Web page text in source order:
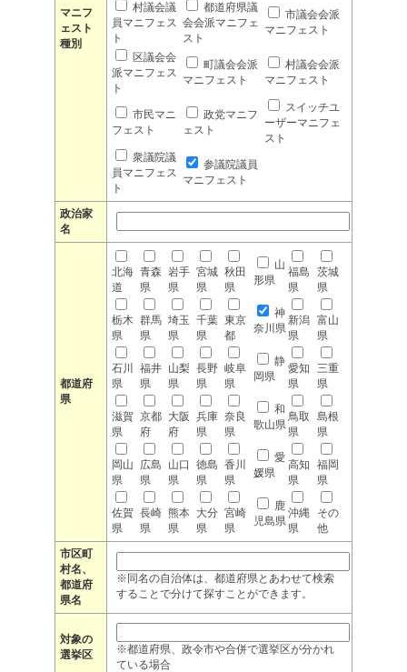
マニフ
ェスト
種別
村議会議
員マニフェス
ト
都道府県議
会会派マニフェ
スト
市議会会派
マニフェスト
区議会会
派マニフェス
ト
町議会会派
マニフェスト
村議会会派
マニフェスト
市民マニ
フェスト
政党マニフ
ェスト
スイッチユ
ーザーマニフェ
スト
衆議院議
員マニフェス
ト
参議院議員
マニフェスト
政治家
名
都道府
県
北海
道
青森
県
岩手
県
宮城
県
秋田
県
山
形県
福島
県
茨城
県
栃木
県
群馬
県
埼玉
県
千葉
県
東京
都
神
奈川県
新潟
県
富山
県
石川
県
福井
県
山梨
県
長野
県
岐阜
県
静
岡県
愛知
県
三重
県
滋賀
県
京都
府
大阪
府
兵庫
県
奈良
県
和
歌山県
鳥取
県
島根
県
岡山
県
広島
県
山口
県
徳島
県
香川
県
愛
媛県
高知
県
福岡
県
佐賀
県
長崎
県
熊本
県
大分
県
宮崎
県
鹿
児島県
沖縄
県
その
他
市区町
村名、
都道府
県名
※同名の自治体は、都道府県とあわせて検索
することで分けて探すことができます。
対象の
選挙区
※都道府県、政令市や合併で選挙区が分かれ
ている場合